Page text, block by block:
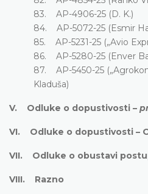
83. AP-4906-25 (D. K.)
84. AP-5072-25 (Esmir
85. AP-5231-25 („Avio
86. AP-5280-25 (Enver
87. AP-5450-25
Kladuša)
V. Odluke o dopustivosti –
VI. Odluke o dopustivosti –
VII. Odluke o obustavi
VIII. Razno